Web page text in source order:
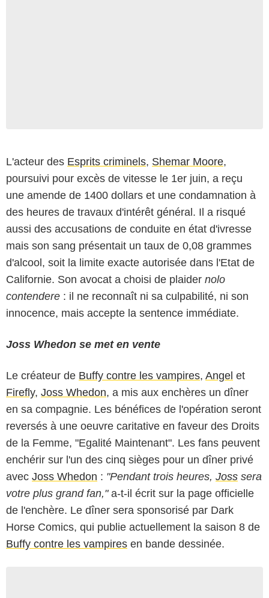
L'acteur des Esprits criminels, Shemar Moore,
poursuivi pour excès de vitesse le 1er juin, a reçu
une amende de 1400 dollars et une condamnation à
des heures de travaux d'intérêt général. Il a risqué
aussi des accusations de conduite en état d'ivresse
mais son sang présentait un taux de 0,08 grammes
d'alcool, soit la limite exacte autorisée dans l'Etat de
Californie. Son avocat a choisi de plaider nolo
contendere : il ne reconnaît ni sa culpabilité, ni son
innocence, mais accepte la sentence immédiate.
Joss Whedon se met en vente
Le créateur de Buffy contre les vampires, Angel et
Firefly, Joss Whedon, a mis aux enchères un dîner
en sa compagnie. Les bénéfices de l'opération seront
reversés à une oeuvre caritative en faveur des Droits
de la Femme, "Egalité Maintenant". Les fans peuvent
enchérir sur l'un des cinq sièges pour un dîner privé
avec Joss Whedon : "Pendant trois heures, Joss sera
votre plus grand fan,"a-t-il écrit sur la page officielle
de l'enchère. Le dîner sera sponsorisé par Dark
Horse Comics, qui publie actuellement la saison 8 de
Buffy contre les vampires en bande dessinée.